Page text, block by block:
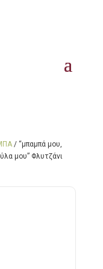
/ “μπαμπά μου,
μου” Φλυτζάνι